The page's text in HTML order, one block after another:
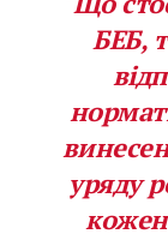
БЕБ,
уряду